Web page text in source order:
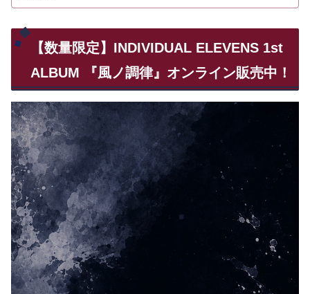
【数量限定】INDIVIDUAL ELEVENS 1st
ALBUM 『風ノ調律』オンライン販売中！
動
画
プ
レ
ー
ヤ
ー